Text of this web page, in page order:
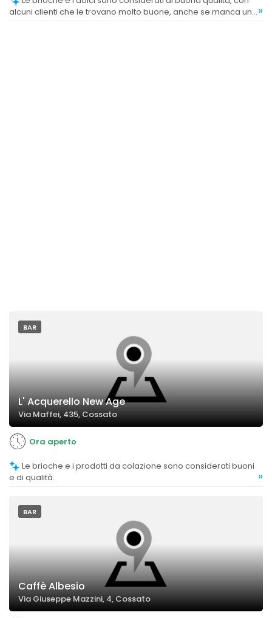
alcuni clienti che le trovano molto buone, anche se manca una»
BAR
L' Acquerello New Age
Via Maffei, 435, Cossato
Ora aperto
e di qualità.
»
BAR
Caffè Albesio
Via Giuseppe Mazzini, 4, Cossato